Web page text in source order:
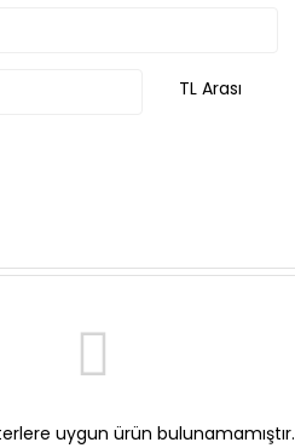
TL Arası
uygun ürün bulunamamıştır.